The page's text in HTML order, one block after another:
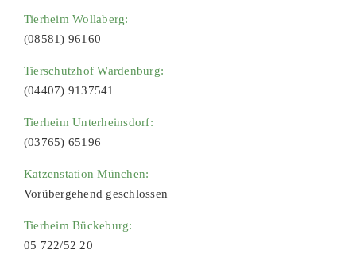
Tierheim Wollaberg:
(08581) 96160
Tierschutzhof Wardenburg:
(04407) 9137541
Tierheim Unterheinsdorf:
(03765) 65196
Katzenstation München:
Vorübergehend geschlossen
Tierheim Bückeburg:
05 722/52 20